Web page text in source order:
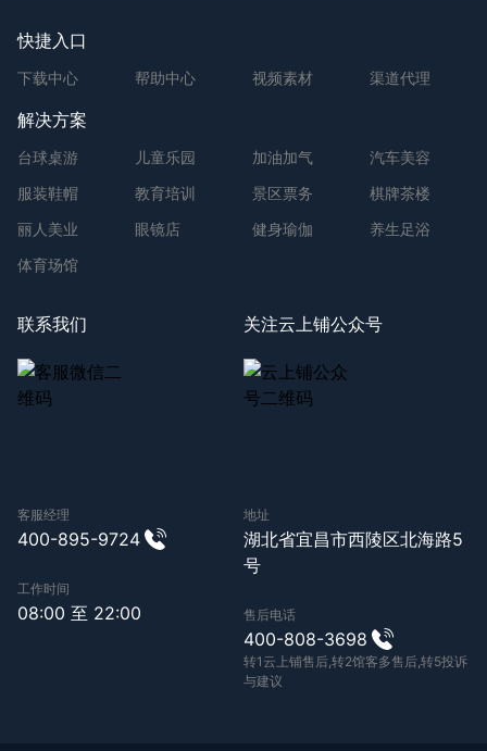
快捷入口
下载中心 帮助中心 视频素材 渠道代理
解决方案
台球桌游 儿童乐园 加油加气
汽车美容
服装鞋帽
教育培训 景区票务
棋牌茶楼
丽人美业
眼镜店 健身瑜伽
养生足浴
体育场馆
联系我们
客服经理
400-895-9724
工作时间
08:00 至 22:00
关注云上铺公众号
地址
湖北省宜昌市西陵区北海路5
号
售后电话
400-808-3698
转1云上铺售后,转2馆客多售后,转5投诉
与建议